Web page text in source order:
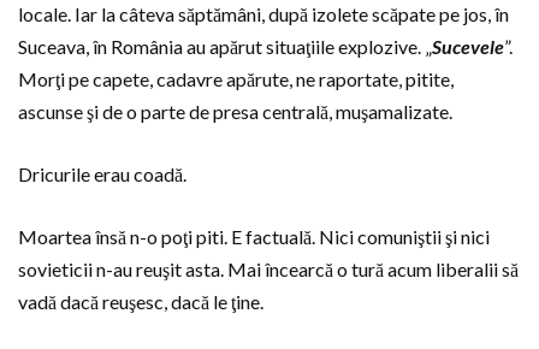
locale. Iar la câteva săptămâni, după izolete scăpate pe jos, în
Suceava, în România au apărut situaţiile explozive. „Sucevele”.
Morţi pe capete, cadavre apărute, ne raportate, pitite,
ascunse şi de o parte de presa centrală, muşamalizate.
Dricurile erau coadă.
Moartea însă n-o poţi piti. E factuală. Nici comuniştii şi nici
sovieticii n-au reuşit asta. Mai încearcă o tură acum liberalii să
vadă dacă reuşesc, dacă le ţine.